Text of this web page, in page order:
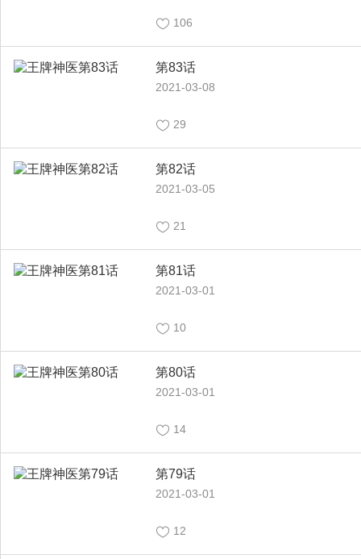
106
第83话
2021-03-08
29
第82话
2021-03-05
21
第81话
2021-03-01
10
第80话
2021-03-01
14
第79话
2021-03-01
12